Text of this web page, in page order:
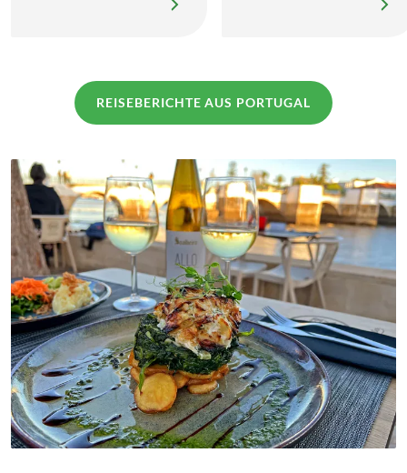
Ende Februar 2024
nach Portugal reisen.
dem Fernwanderweg
Rota Vicentina in der
10-Tages-Variante
(auch als 8-Tages-
Variante möglich).
Wenn sich
Leidenschaft und
Beruf kombinieren
lassen, steigt die
Vorfreude umso mehr
Meer tut sicherlich gut
nach diesem langen
Winter, der einfach
nicht aufhören will.
REISEBERICHTE AUS PORTUGAL
(LINK ÖFFNET IN NEUEM TAB)